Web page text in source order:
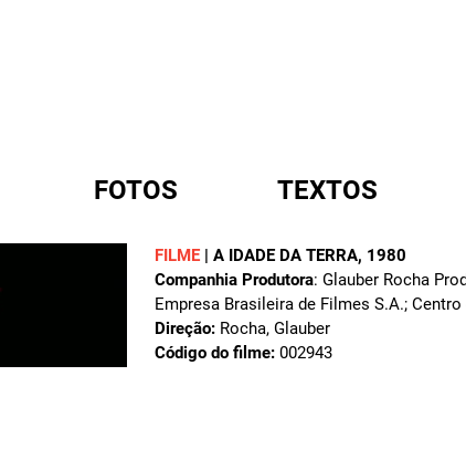
FOTOS TEXTOS
FILME | A IDADE DA TERRA, 1980
Companhia Produtora: Glauber Rocha
Empresa Brasileira de Filmes S.A.;
Direção: Rocha, Glauber
Código do filme: 002943